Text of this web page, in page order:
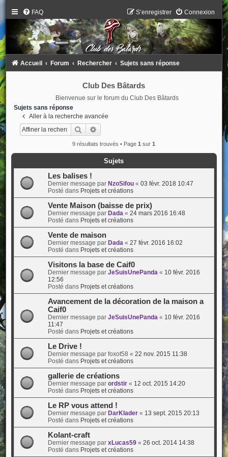
FAQ Connexion
S’enregistrer
Accueil Forum Rechercher Sujets sans réponse
Club Des Bâtards
Bienvenue sur le forum du Club Des Bâtards
Sujets sans réponse
Aller à la recherche avancée
Rechercher
9 résultats trouvés • Page1 sur1
Sujets
Les balises !
Dernier message par NzoSifou« 03 févr. 2018 10:47
Posté dans Projets et créations
Vente Maison (baisse de prix)
Dernier message par Dada « 24 mars 2016 16:48
Posté dans Projets et créations
Vente de maison
Dernier message par Dada « 27 févr. 2016 16:02
Posté dans Projets et créations
Visitons la base de Caif0
Dernier message par JeSuisUnePanda « 10 févr. 2016
12:56
Posté dans Projets et créations
Avancement de la décoration de la maison a
Caif0
Dernier message par JeSuisUnePanda « 10 févr. 2016
11:47
Posté dans Projets et créations
Le Drive !
Dernier message par foxot58 « 22 nov. 2015 11:38
Posté dans Projets et créations
gallerie de créations
Dernier message par ordstir« 12 oct. 2015 14:20
Posté dans Projets et créations
Le RP vous attend !
Dernier message par DarKlader« 13 sept. 2015 20:13
Posté dans Projets et créations
Kolant-craft
Dernier message par xLucas59« 26 oct. 2014 14:38
Posté dans Projets et créations